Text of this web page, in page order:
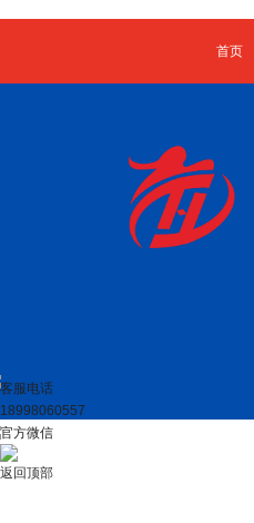
首页
客服电话
18998060557
官方微信
返回顶部